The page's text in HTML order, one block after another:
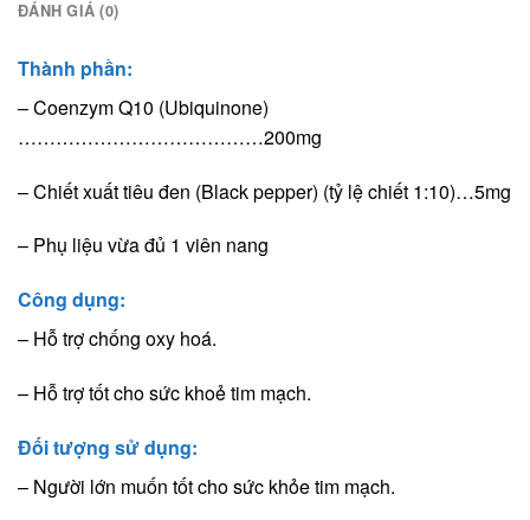
ĐÁNH GIÁ (0)
Thành phần:
– Coenzym Q10 (Ubiquinone)
…………………………………200mg
– Chiết xuất tiêu đen (Black pepper) (tỷ lệ chiết 1:10)…5mg
– Phụ liệu vừa đủ 1 viên nang
Công dụng:
– Hỗ trợ chống oxy hoá.
– Hỗ trợ tốt cho sức khoẻ tim mạch.
Đối tượng sử dụng:
– Người lớn muốn tốt cho sức khỏe tim mạch.